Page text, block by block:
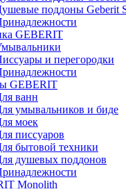
поддоны Geberit
GEBERIT
и перегородки
GEBERIT
ванн
умывальников и биде
моек
писсуаров
бытовой техники
душевых поддонов
Monolith